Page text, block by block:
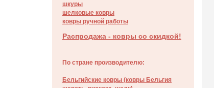
шкуры
шелковые ковры
ковры ручной работы
Распродажа - ковры со скидкой!
По стране производителю:
Бельгийские ковры (ковры Бельгия